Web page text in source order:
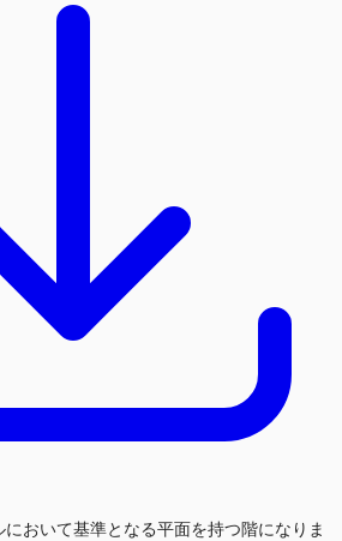
おいて基準となる平面を持つ階になりま